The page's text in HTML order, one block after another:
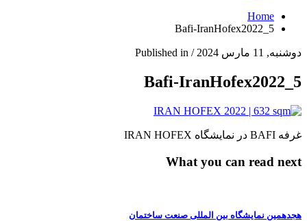
Home
Bafi-IranHofex2022_5
دوشنبه, 11 مارس 2024 /
Published in
Bafi-IranHofex2022_5
غرفه BAFI در نمایشگاه IRAN HOFEX
What you can read next
هجدهمین نمایشگاه بین المللی صنعت ساختمان